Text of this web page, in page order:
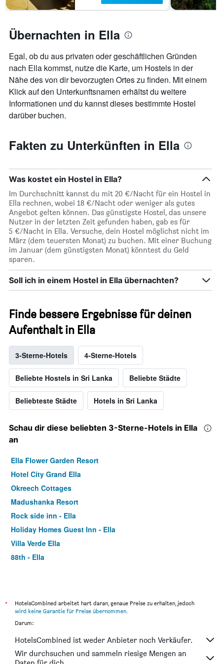
Übernachten in Ella
Egal, ob du aus privaten oder geschäftlichen Gründen
nach Ella kommst, nutze die Karte, um Hostels in der
Nähe des von dir bevorzugten Ortes zu finden. Mit einem
Klick auf den Unterkunftsnamen erhältst du weitere
Informationen und du kannst dieses bestimmte Hostel
darüber buchen.
Fakten zu Unterkünften in Ella
Was kostet ein Hostel in Ella?
Im Durchschnitt kannst du mit 20 €/Nacht für ein Hostel in
Ella rechnen, wobei 18 €/Nacht oder weniger als gutes
Angebot gelten können. Das günstigste Hostel, das unsere
Nutzer in der letzten Zeit gefunden haben, gab es für
5 €/Nacht in Ella. Versuche, dein Hostel möglichst nicht im
März (dem teuersten Monat) zu buchen. Mit einer Buchung
im Januar (dem günstigsten Monat) könntest du Geld
sparen.
Soll ich in einem Hostel in Ella übernachten?
Finde bessere Ergebnisse für deinen
Aufenthalt in Ella
3-Sterne-Hotels 4-Sterne-Hotels
Beliebte Hostels in Sri Lanka Beliebte Städte
Beliebteste Städte Hotels in Sri Lanka
Schau dir diese beliebten 3-Sterne-Hotels in Ella
an
Ella Flower Garden Resort
Hotel City Grand Ella
Okreech Cottages
Madushanka Resort
Rock side inn - Ella
Holiday Homes Guest Inn - Ella
Villa Verde Ella
88th - Ella
*
HotelsCombined arbeitet hart daran, genaue Preise zu erhalten, jedoch
wird keine Garantie für Preise übernommen.
Darum:
HotelsCombined ist weder Anbieter noch Verkäufer.
Wir durchsuchen und sammeln riesige Mengen an